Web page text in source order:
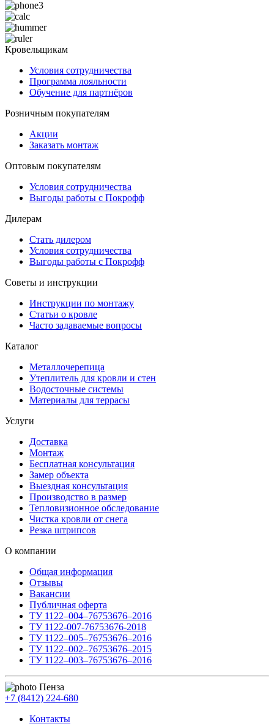
Кровельщикам
Условия сотрудничества
Программа лояльности
Обучение для партнёров
Розничным покупателям
Акции
Заказать монтаж
Оптовым покупателям
Условия сотрудничества
Выгоды работы с Покрофф
Дилерам
Стать дилером
Условия сотрудничества
Выгоды работы с Покрофф
Советы и инструкции
Инструкции по монтажу
Статьи о кровле
Часто задаваемые вопросы
Каталог
Металлочерепица
Утеплитель для кровли и стен
Водосточные системы
Материалы для террасы
Услуги
Доставка
Монтаж
Бесплатная консультация
Замер объекта
Выездная консультация
Производство в размер
Тепловизионное обследование
Чистка кровли от снега
Резка штрипсов
О компании
Общая информация
Отзывы
Вакансии
Публичная оферта
ТУ 1122–004–76753676–2016
ТУ 1122-007-76753676-2018
ТУ 1122–005–76753676–2016
ТУ 1122–002–76753676–2015
ТУ 1122–003–76753676–2016
Пенза
+7 (8412) 224-680
Контакты